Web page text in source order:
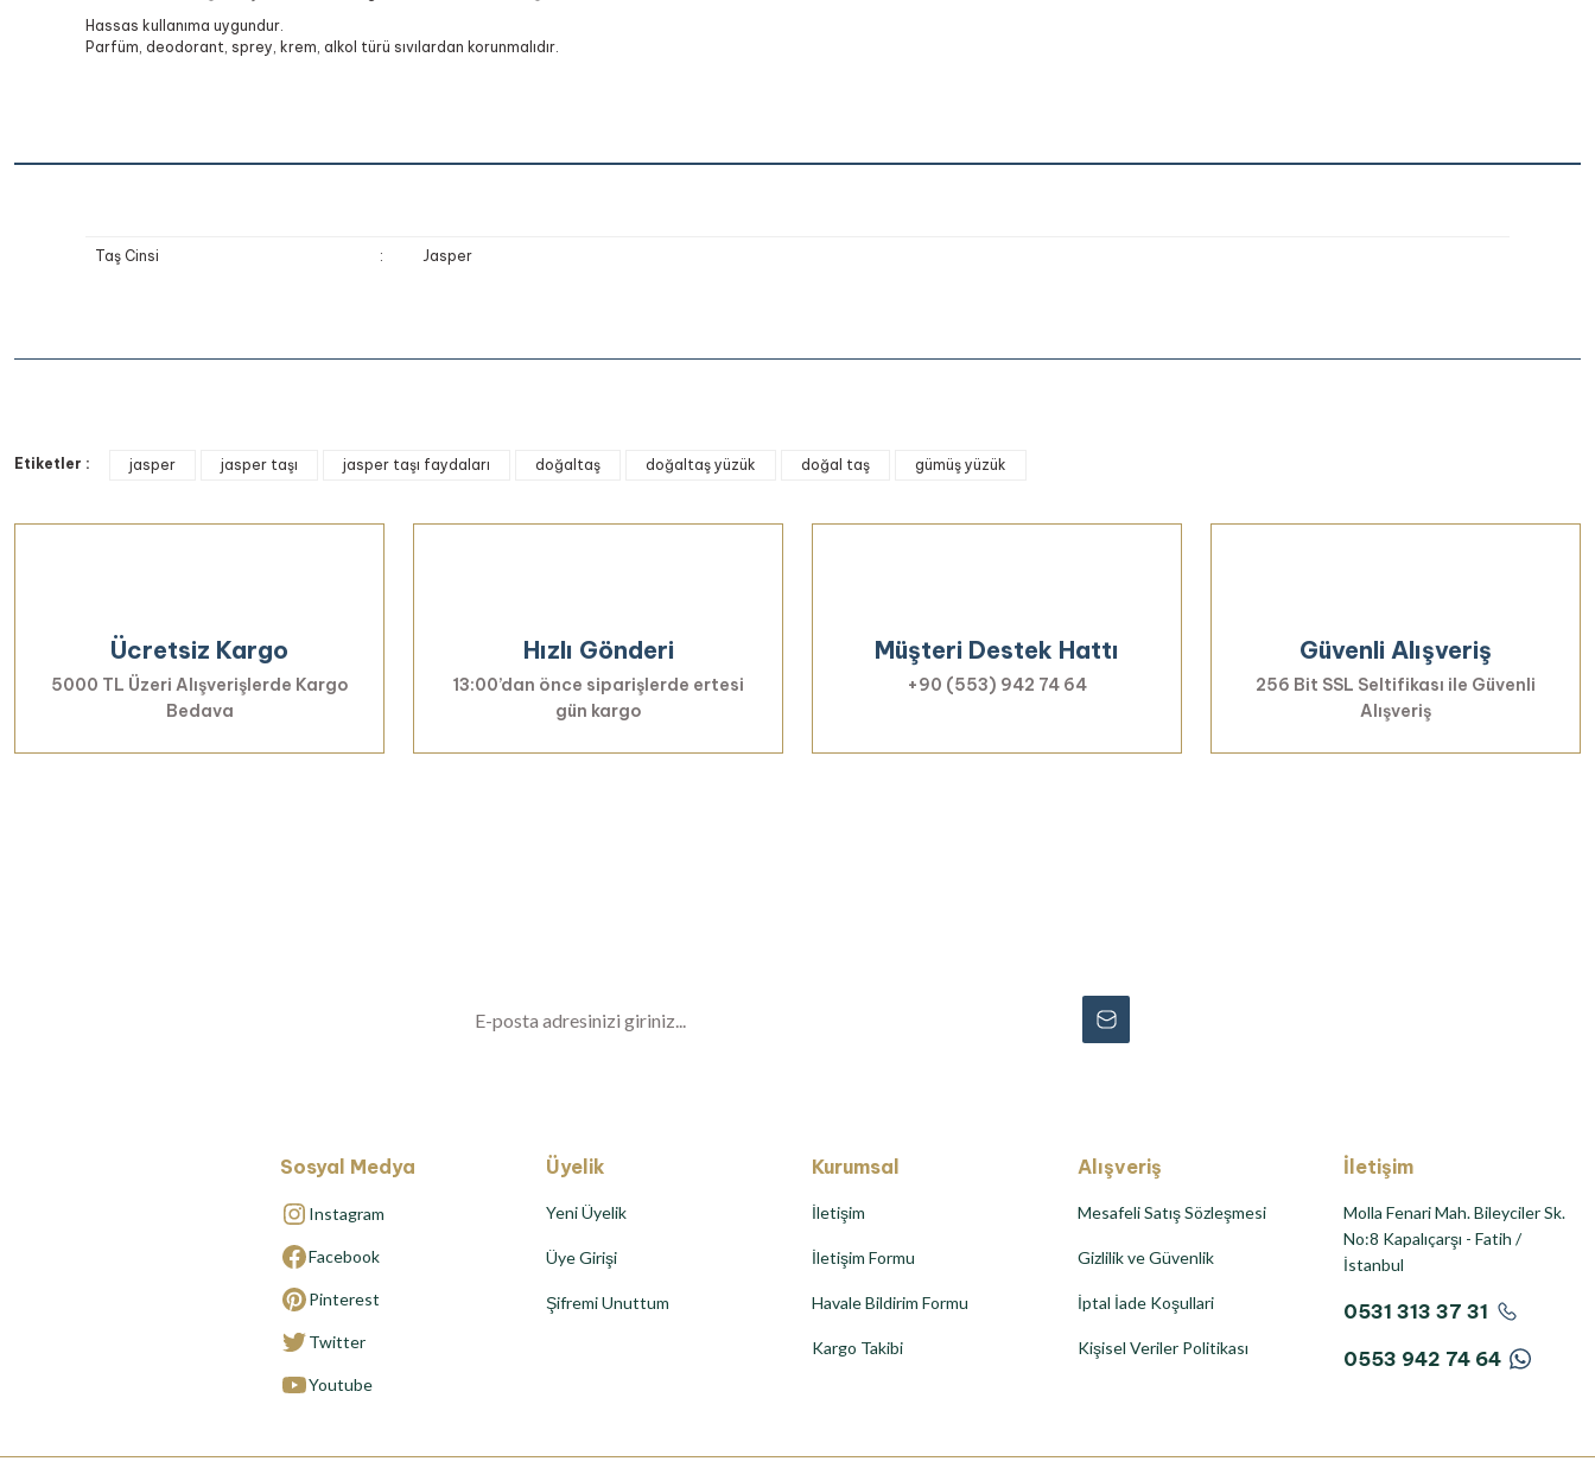
Hassas kullanıma uygundur.
Parfüm, deodorant, sprey, krem, alkol türü sıvılardan korunmalıdır.
Taş Cinsi : Jasper
Görüş ve önerileriniz için teşekkür ederiz.
Ürün resmi kalitesiz, bozuk veya görüntülenemiyor.
Bu ürüne benzer farklı alternatifler olmalı.
Etiketler : jasper jasper taşı jasper taşı faydaları doğaltaş doğaltaş yüzük doğal taş gümüş yüzük
Ücretsiz Kargo
5000 TL Üzeri Alışverişlerde Kargo
Bedava
Hızlı Gönderi
13:00’dan önce siparişlerde ertesi
gün kargo
Müşteri Destek Hattı
+90 (553) 942 74 64
Güvenli Alışveriş
256 Bit SSL Seltifikası ile Güvenli
Alışveriş
Sosyal Medya
Instagram
Facebook
Pinterest
Twitter
Youtube
Üyelik
Yeni Üyelik
Üye Girişi
Şifremi Unuttum
Kurumsal
İletişim
İletişim Formu
Havale Bildirim Formu
Kargo Takibi
Alışveriş
Mesafeli Satış Sözleşmesi
Gizlilik ve Güvenlik
İptal İade Koşullari
Kişisel Veriler Politikası
İletişim
Molla Fenari Mah. Bileyciler Sk.
No:8 Kapalıçarşı - Fatih /
İstanbul
0531 313 37 31
0553 942 74 64